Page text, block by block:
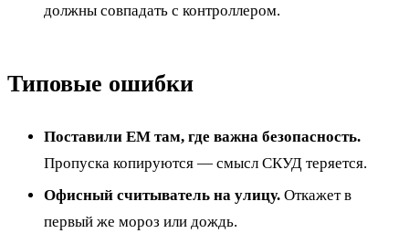
должны совпадать с контроллером.
Типовые ошибки
Поставили EM там, где важна безопасность.
Пропуска копируются — смысл СКУД теряется.
Офисный считыватель на улицу. Откажет в
первый же мороз или дождь.